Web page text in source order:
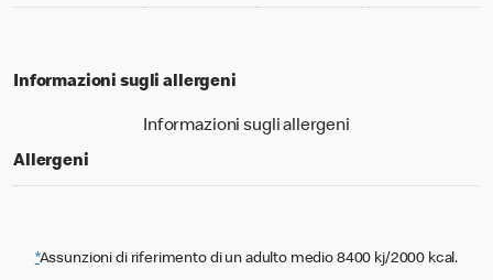
Informazioni sugli allergeni
Informazioni sugli allergeni
Allergeni
*Assunzioni di riferimento di un adulto medio 8400 kj/2000 kcal.